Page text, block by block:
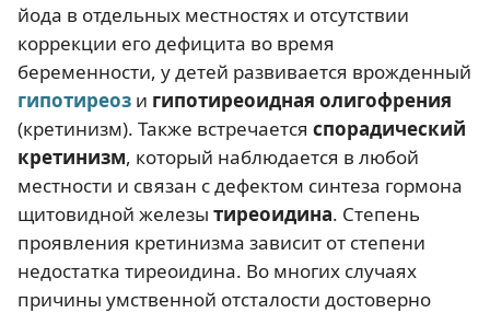
йода в отдельных местностях и отсутствии
коррекции его дефицита во время
беременности, у детей развивается врожденный
гипотиреоз и гипотиреоидная олигофрения
(кретинизм). Также встречается спорадический
кретинизм, который наблюдается в любой
местности и связан с дефектом синтеза гормона
щитовидной железы тиреоидина. Степень
проявления кретинизма зависит от степени
недостатка тиреоидина. Во многих случаях
причины умственной отсталости достоверно